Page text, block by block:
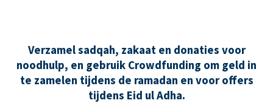
Verzamel sadqah, zakaat en donaties voor
noodhulp, en gebruik Crowdfunding om geld in
te zamelen tijdens de ramadan en voor offers
tijdens Eid ul Adha.